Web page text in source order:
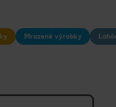
Mrazené výrobky